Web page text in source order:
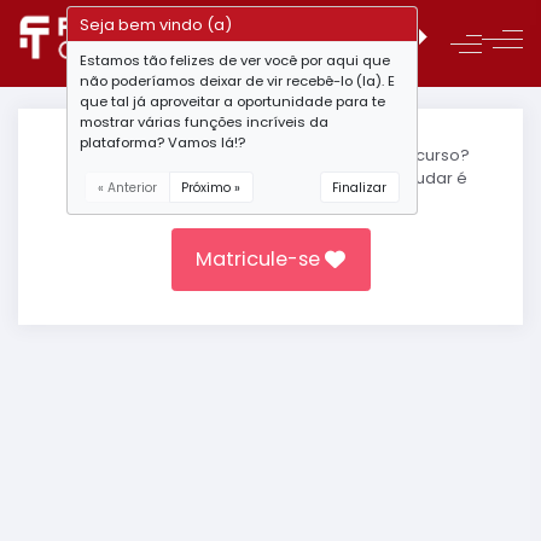
Você ainda não está matrículado(a) neste curso?
Não deixe seu sonho escapar, a hora de mudar é
Matricule-se
Seja bem vindo (a)
Estamos tão felizes de ver você por aqui que
não poderíamos deixar de vir recebê-lo (la). E
que tal já aproveitar a oportunidade para te
mostrar várias funções incríveis da
plataforma? Vamos lá!?
« Anterior Próximo » Finalizar